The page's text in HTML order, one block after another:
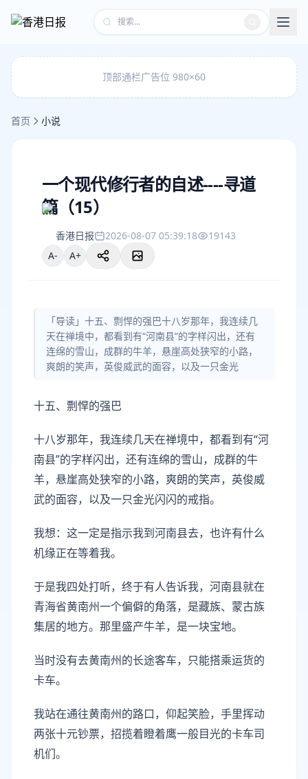
顶部通栏广告位 980×60
首页 小说
一个现代修行者的自述----寻道
篇（15）
香港日报 2026-08-07 05:39:18
19143
A-
A+
「导读」十五、剽悍的强巴十八岁那年，我连续几
天在禅境中，都看到有“河南县”的字样闪出，还有
连绵的雪山，成群的牛羊，悬崖高处狭窄的小路，
爽朗的笑声，英俊威武的面容，以及一只金光
十五、剽悍的强巴
十八岁那年，我连续几天在禅境中，都看到有“河
南县”的字样闪出，还有连绵的雪山，成群的牛
羊，悬崖高处狭窄的小路，爽朗的笑声，英俊威
武的面容，以及一只金光闪闪的戒指。
我想：这一定是指示我到河南县去，也许有什么
机缘正在等着我。
于是我四处打听，终于有人告诉我，河南县就在
青海省黄南州一个偏僻的角落，是藏族、蒙古族
集居的地方。那里盛产牛羊，是一块宝地。
当时没有去黄南州的长途客车，只能搭乘运货的
卡车。
我站在通往黄南州的路口，仰起笑脸，手里挥动
两张十元钞票，招揽着瞪着鹰一般目光的卡车司
机们。